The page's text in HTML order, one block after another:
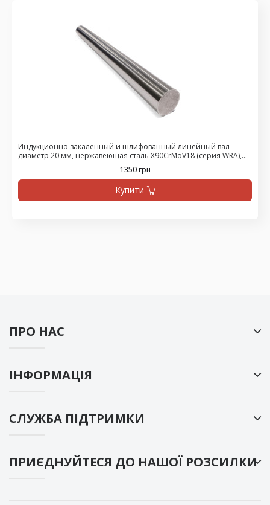
Индукционно закаленный и шлифованный линейный вал
диаметр 20 мм, нержавеющая сталь X90CrMoV18 (серия WRA),
1350 грн
Купити
ПРО НАС
ІНФОРМАЦІЯ
СЛУЖБА ПІДТРИМКИ
ПРИЄДНУЙТЕСЯ ДО НАШОЇ РОЗСИЛКИ